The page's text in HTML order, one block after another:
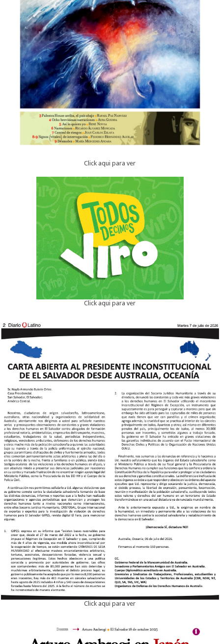
Click aqui para ver
Click aqui para ver
Click aqui para ver